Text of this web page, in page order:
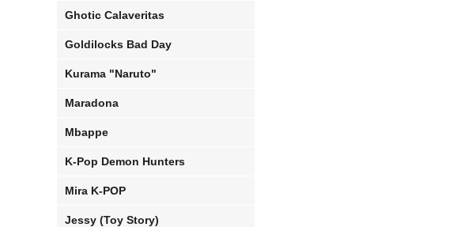
Ghotic Calaveritas
Goldilocks Bad Day
Kurama "Naruto"
Maradona
Mbappe
K-Pop Demon Hunters
Mira K-POP
Jessy (Toy Story)